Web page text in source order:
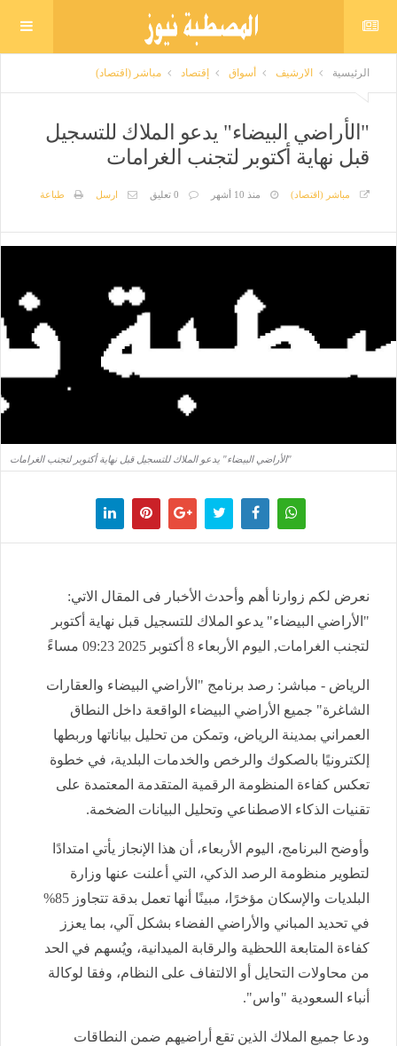
الرئيسية الارشيف أسواق إقتصاد مباشر (اقتصاد)
"الأراضي البيضاء" يدعو الملاك للتسجيل
قبل نهاية أكتوبر لتجنب الغرامات
مباشر (اقتصاد) منذ 10 أشهر 0 تعليق ارسل طباعة
"الأراضي البيضاء" يدعو الملاك للتسجيل قبل نهاية أكتوبر لتجنب الغرامات
نعرض لكم زوارنا أهم وأحدث الأخبار فى المقال الاتي:
"الأراضي البيضاء" يدعو الملاك للتسجيل قبل نهاية أكتوبر
لتجنب الغرامات, اليوم الأربعاء 8 أكتوبر 2025 09:23 مساءً
الرياض - مباشر: رصد برنامج "الأراضي البيضاء والعقارات
الشاغرة" جميع الأراضي البيضاء الواقعة داخل النطاق
العمراني بمدينة الرياض، وتمكن من تحليل بياناتها وربطها
إلكترونيًا بالصكوك والرخص والخدمات البلدية، في خطوة
تعكس كفاءة المنظومة الرقمية المتقدمة المعتمدة على
تقنيات الذكاء الاصطناعي وتحليل البيانات الضخمة.
وأوضح البرنامج، اليوم الأربعاء، أن هذا الإنجاز يأتي امتدادًا
لتطوير منظومة الرصد الذكي، التي أعلنت عنها وزارة
البلديات والإسكان مؤخرًا، مبينًا أنها تعمل بدقة تتجاوز 85%
في تحديد المباني والأراضي الفضاء بشكل آلي، بما يعزز
كفاءة المتابعة اللحظية والرقابة الميدانية، ويُسهم في الحد
من محاولات التحايل أو الالتفاف على النظام، وفقا لوكالة
أنباء السعودية "واس".
ودعا جميع الملاك الذين تقع أراضيهم ضمن النطاقات